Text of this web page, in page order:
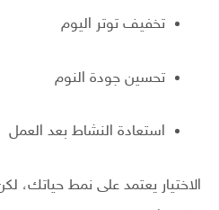
تخفيف توتر اليوم
تحسين جودة النوم
استعادة النشاط بعد العمل
الاختيار يعتمد على نمط حياتك،